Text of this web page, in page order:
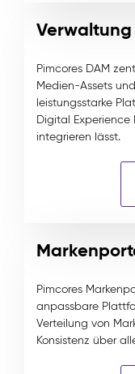
Pimcores DAM
Medien-Assets
leistungsstarke
Digital
integrieren lässt.
Pimcores
anpassbare
Verteilung von
Konsistenz über